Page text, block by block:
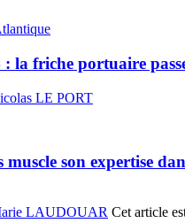
la friche portuaire
LE PORT
muscle son expertise
LAUDOUAR Cet article